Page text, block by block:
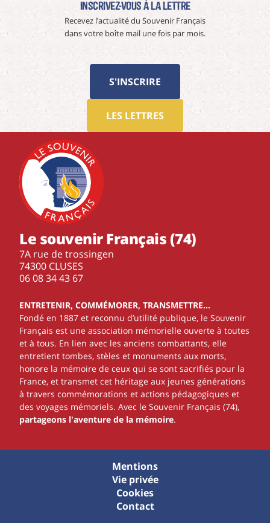
Inscrivez-vous à La Lettre
Recevez l’actualité du Souvenir Français
dans votre boîte mail une fois par mois.
S'INSCRIRE
LES LETTRES
Le souvenir Français (74)
7A rue de trossingen
74300 CLUSES
‭06 08 34 43 67‬
ENTRETENIR, COMMÉMORER, TRANSMETTRE…
Fondé en 1887 et reconnu d’utilité publique, le Souvenir
Français est une association mémorielle ouverte à toutes
et à tous. En lien avec les anciens combattants, elle
entretient tombes, stèles et monuments aux morts,
honore la mémoire de ceux qui se sont sacrifiés pour la
France, et transmet cet héritage aux jeunes générations
à travers commémorations et actions pédagogiques et
des voyages mémoriels. Avec le Souvenir Français (74),
partageons l'aventure de la mémoire.
Mentions
Vie privée
Cookies
Contact